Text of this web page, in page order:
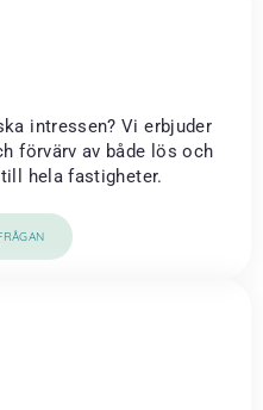
intressen? Vi erbjuder
förvärv av både lös och
hela fastigheter.